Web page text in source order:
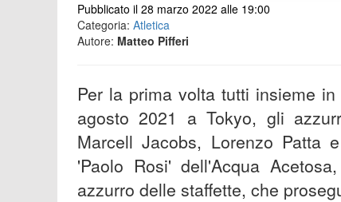
Pubblicato il 28 marzo 2022 alle 19:00
Categoria: Atletica
Autore: Matteo Pifferi
Per la prima volta tutti insieme
agosto 2021 a Tokyo, gli
Marcell Jacobs, Lorenzo Patta
'Paolo Rosi' dell'Acqua
azzurro delle staffette, che